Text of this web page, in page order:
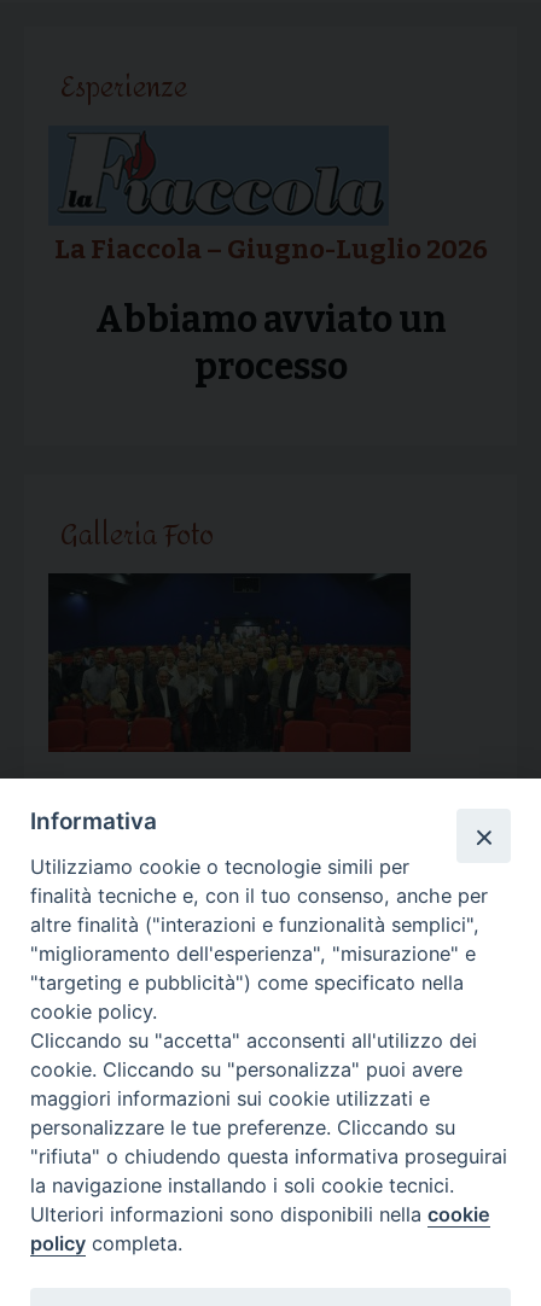
Esperienze
La Fiaccola – Giugno-Luglio 2026
Abbiamo avviato un
processo
Galleria Foto
Calendario Appuntamenti
<< Ago 2026 >>
l m m g v s
d
27
28
3
4 5 6 7 8
9
10
11 12 13 14 15
17
18 19 21
24 25 26 27 28 29 30
31 1
Informativa
Utilizziamo cookie o tecnologie simili per
finalità tecniche e, con il tuo consenso, anche per
altre finalità ("interazioni e funzionalità semplici",
"miglioramento dell'esperienza", "misurazione" e
"targeting e pubblicità") come specificato nella
cookie policy.
Cliccando su "accetta" acconsenti all'utilizzo dei
cookie. Cliccando su "personalizza" puoi avere
maggiori informazioni sui cookie utilizzati e
personalizzare le tue preferenze. Cliccando su
"rifiuta" o chiudendo questa informativa proseguirai
la navigazione installando i soli cookie tecnici.
Ulteriori informazioni sono disponibili nellacookie
policy completa.